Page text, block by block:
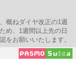
概ねダイヤ改正の1週
め、1週間以上先の日
をお願いいたします。